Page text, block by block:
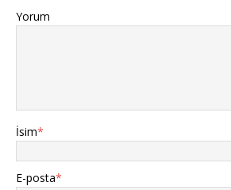
Yorum
İsim*
E-posta*